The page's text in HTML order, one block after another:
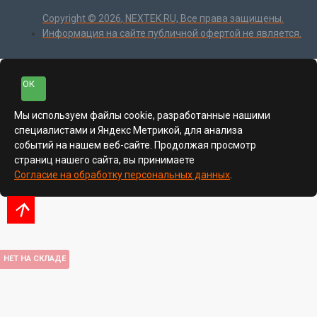
НЕТ НА СКЛАДЕ
Copyright © 2026, NEXTEK.RU, Все права защищены.
Информация на сайте публичной офертой не является.
ОК
Мы используем файлы cookie, разработанные нашими
специалистами и Яндекс Метрикой, для анализа
событий на нашем веб-сайте. Продолжая просмотр
страниц нашего сайта, вы принимаете
Согласие на обработку персональных данных